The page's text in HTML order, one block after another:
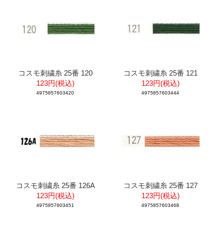
コスモ刺繍糸 25番 120
123円(税込)
4975857603420
コスモ刺繍糸 25番 121
123円(税込)
4975857603444
コスモ刺繍糸 25番 126A
123円(税込)
4975857603451
コスモ刺繍糸 25番 127
123円(税込)
4975857603468